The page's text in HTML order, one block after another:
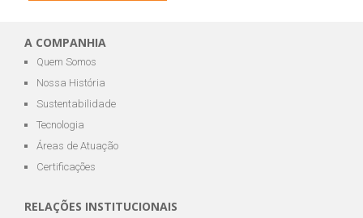
A COMPANHIA
Quem Somos
Nossa História
Sustentabilidade
Tecnologia
Áreas de Atuação
Certificações
RELAÇÕES INSTITUCIONAIS